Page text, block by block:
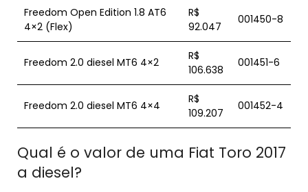
Freedom Open Edition 1.8 AT6
4×2 (Flex)
R$
92.047
001450-8
Freedom 2.0 diesel MT6 4×2
R$
106.638
001451-6
Freedom 2.0 diesel MT6 4×4
R$
109.207
001452-4
Qual é o valor de uma Fiat Toro 2017
a diesel?